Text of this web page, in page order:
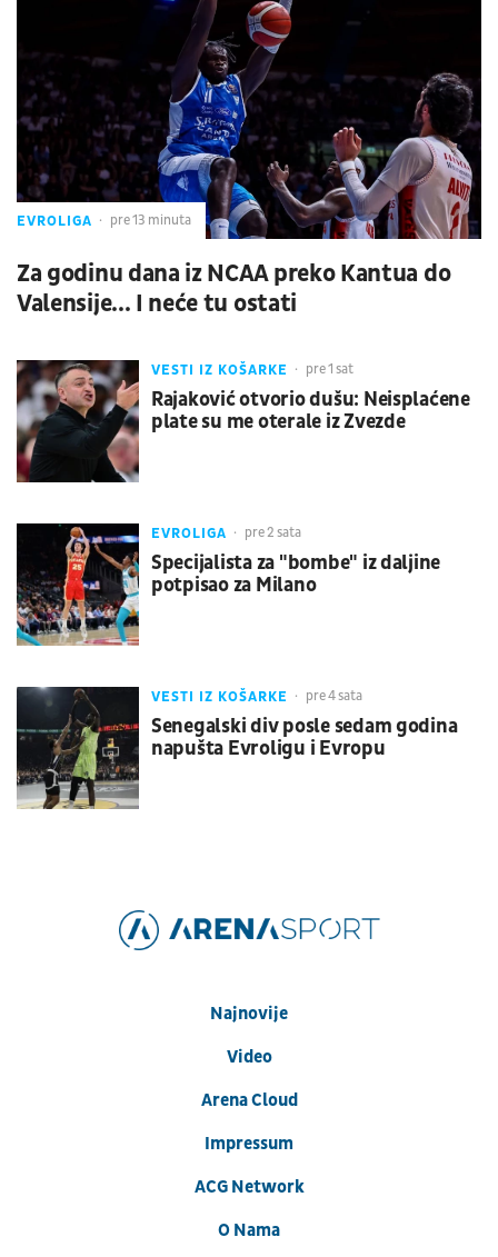
EVROLIGA pre 13 minuta
Za godinu dana iz NCAA preko Kantua do
Valensije... I neće tu ostati
VESTI IZ KOŠARKE pre 1 sat
Rajaković otvorio dušu: Neisplaćene
plate su me oterale iz Zvezde
EVROLIGA pre 2 sata
Specijalista za "bombe" iz daljine
potpisao za Milano
VESTI IZ KOŠARKE pre 4 sata
Senegalski div posle sedam godina
napušta Evroligu i Evropu
Najnovije
Video
Arena Cloud
Impressum
ACG Network
O Nama